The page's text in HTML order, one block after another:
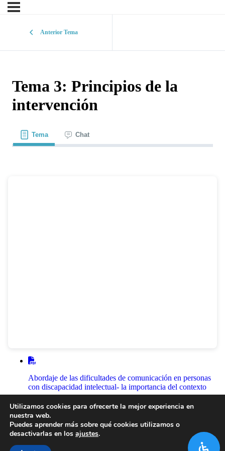
Anterior Tema
Tema 3: Principios de la
intervención
Tema Chat
Abordaje de las dificultades de comunicación en personas
con discapacidad intelectual- la importancia del contexto
1 2 3 4
Utilizamos cookies para ofrecerte la mejor experiencia en
nuestra web.
Puedes aprender más sobre qué cookies utilizamos o
desactivarlas en los ajustes.